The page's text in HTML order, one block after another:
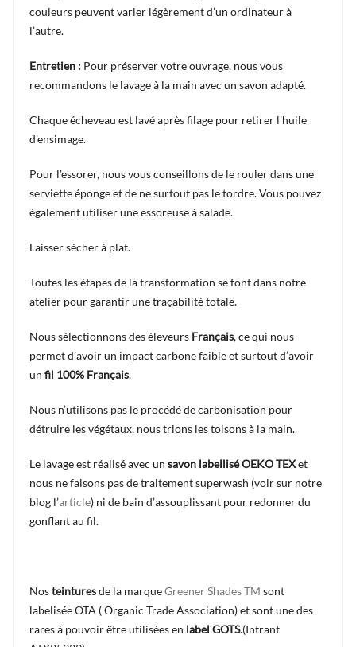
couleurs peuvent varier légèrement d’un ordinateur à
l’autre.
Entretien : Pour préserver votre ouvrage, nous vous
recommandons le lavage à la main avec un savon adapté.
Chaque écheveau est lavé après filage pour retirer l'huile
d'ensimage.
Pour l’essorer, nous vous conseillons de le rouler dans une
serviette éponge et de ne surtout pas le tordre. Vous pouvez
également utiliser une essoreuse à salade.
Laisser sécher à plat.
Toutes les étapes de la transformation se font dans notre
atelier pour garantir une traçabilité totale.
Nous sélectionnons des éleveurs Français,ce qui nous
permet d’avoir un impact carbone faible et surtout d’avoir
un fil 100% Français.
Nous n’utilisons pas le procédé de carbonisation pour
détruire les végétaux, nous trions les toisons à la main.
Le lavage est réalisé avec un savon labellisé OEKO TEXet
nous ne faisons pas de traitement superwash (voir sur notre
blog l’article) ni de bain d’assouplissant pour redonner du
gonflant au fil.
Nosteinturesde la marqueGreener Shades TM sont
labelisée OTA ( Organic Trade Association) et sont une des
rares à pouvoir être utilisées en label GOTS.(Intrant